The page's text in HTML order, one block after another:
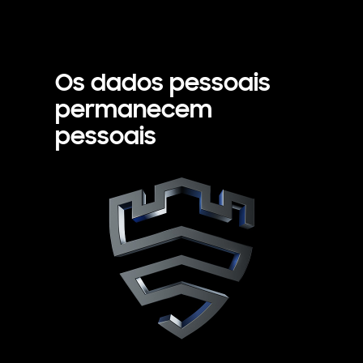
Os dados pessoais
permanecem
pessoais